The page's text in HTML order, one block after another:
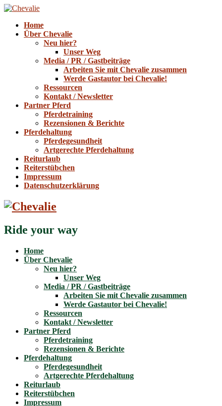
Home
Über Chevalie
Neu hier?
Unser Weg
Media / PR / Gastbeiträge
Arbeiten Sie mit Chevalie zusammen
Werde Gastautor bei Chevalie!
Ressourcen
Kontakt / Newsletter
Partner Pferd
Pferdetraining
Rezensionen & Berichte
Pferdehaltung
Pferdegesundheit
Artgerechte Pferdehaltung
Reiturlaub
Reiterstübchen
Impressum
Datenschutzerklärung
Ride your way
Home
Über Chevalie
Neu hier?
Unser Weg
Media / PR / Gastbeiträge
Arbeiten Sie mit Chevalie zusammen
Werde Gastautor bei Chevalie!
Ressourcen
Kontakt / Newsletter
Partner Pferd
Pferdetraining
Rezensionen & Berichte
Pferdehaltung
Pferdegesundheit
Artgerechte Pferdehaltung
Reiturlaub
Reiterstübchen
Impressum